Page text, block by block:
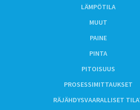
LÄMPÖTILA
MUUT
PAINE
PINTA
PITOISUUS
PROSESSIMITTAUKSET
RÄJÄHDYSVAARALLISET